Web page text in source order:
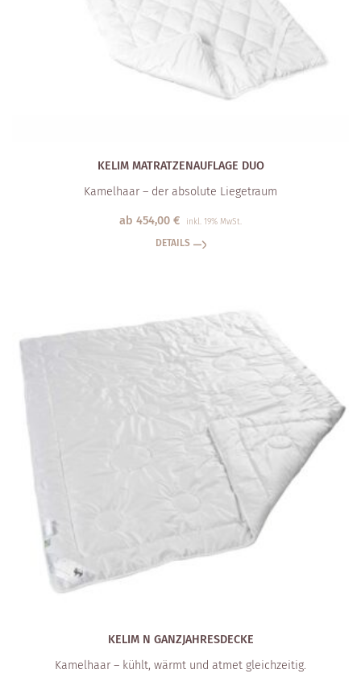
KELIM MATRATZEN­AUFLAGE DUO
Kamelhaar – der absolute Liegetraum
ab 454,00 € inkl. 19% MwSt.
DETAILS
KELIM N GANZJAHRESDECKE
Kamelhaar – kühlt, wärmt und atmet gleichzeitig.